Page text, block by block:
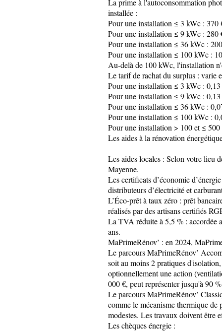
La prime à l'autoconsommation
installée :
Pour une installation ≤ 3 kWc : 370
Pour une installation ≤ 9 kWc : 280
Pour une installation ≤ 36 kWc :
Pour une installation ≤ 100 kWc :
Au-delà de 100 kWc, l'installation
Le tarif de rachat du surplus : varie
Pour une installation ≤ 3 kWc :
Pour une installation ≤ 9 kWc :
Pour une installation ≤ 36 kWc :
Pour une installation ≤ 100 kWc :
Pour une installation > 100 et ≤
Les aides à la rénovation
Les aides locales : Selon votre lieu
Mayenne.
Les certificats d’économie
distributeurs d’électricité et
L’Éco-prêt à taux zéro : prêt
réalisés par des artisans certifiés
La TVA réduite à 5,5 % : accordée
ans.
MaPrimeRénov’ : en 2024,
Le parcours MaPrimeRénov’
soit au moins 2 pratiques
optionnellement une action
000 €, peut représenter jusqu'à 90
Le parcours MaPrimeRénov’
comme le mécanisme thermique de
modestes. Les travaux doivent être
Les chèques énergie :